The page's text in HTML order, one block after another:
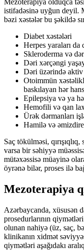
istifadəsinə uyğun deyil.
bəzi xəstələr bu şəkildə
Diabet xəstələri
Herpes yaraları da
Skleroderma və
Dəri xərçəngi
Dəri üzərində
Otoimmün
baskılayan hər
Epilepsiya və ya
Hemofili və qan
Ürək dərmanları
Hamilə və
Saç tökülməsi,
varsa bir səhiyyə
mütəxəssisə müayinə
öyrənə bilər, proses ilə
Mezoterapiya
Azərbaycanda, xüsusən
prosedurlarının
olunan nahiyə (üz, saç,
klinikanın xidmət
qiymətləri aşağıdakı